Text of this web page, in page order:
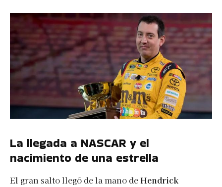
La llegada a NASCAR y el
nacimiento de una estrella
El gran salto llegó de la mano deHendrick